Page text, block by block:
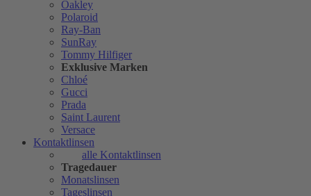
Oakley
Polaroid
Ray-Ban
SunRay
Tommy Hilfiger
Exklusive Marken
Chloé
Gucci
Prada
Saint Laurent
Versace
Kontaktlinsen
alle Kontaktlinsen
Tragedauer
Monatslinsen
Tageslinsen